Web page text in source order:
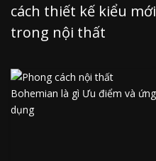
cách thiết kế kiểu mới
trong nội thất